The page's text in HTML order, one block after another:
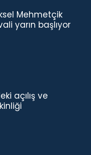
Mehmetçik
yarın başlıyor
açılış ve